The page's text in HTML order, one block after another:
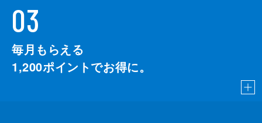
03
毎月もらえる
1,200ポイントでお得に。